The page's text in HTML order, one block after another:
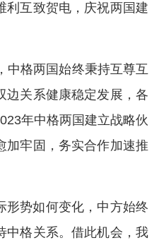
利互致贺电，庆祝两国建
中格两国始终秉持互尊互
边关系健康稳定发展，各
年中格两国建立战略伙
加牢固，务实合作加速推
形势如何变化，中方始终
中格关系。借此机会，我